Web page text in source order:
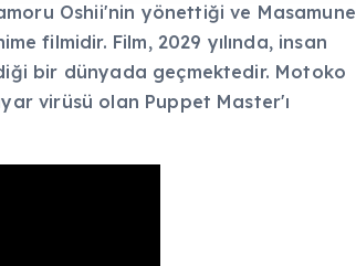
Oshii'nin yönettiği ve Masamune
filmidir. Film, 2029 yılında, insan
bir dünyada geçmektedir. Motoko
virüsü olan Puppet Master'ı